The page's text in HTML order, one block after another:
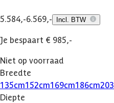
5.584,-6.569,- Incl. BTW
Je bespaart € 985,-
Niet op voorraad
Breedte
135cm152cm169cm186cm203
Diepte